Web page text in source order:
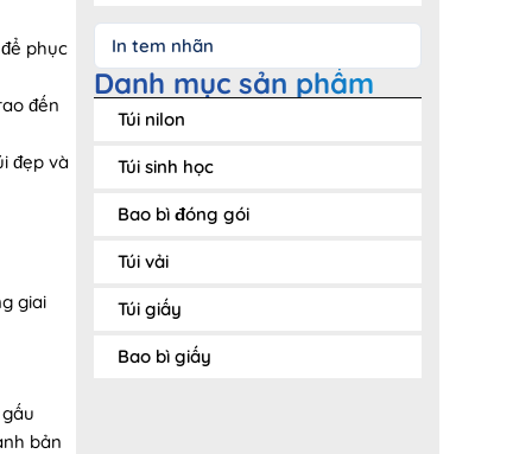
phục
đến
đẹp và
giai
bản
In tem nhãn
Danh mục sản phẩm
Túi nilon
Túi sinh học
Bao bì đóng gói
Túi vải
Túi giấy
Bao bì giấy